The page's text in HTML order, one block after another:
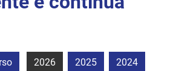
2026 2025 2024